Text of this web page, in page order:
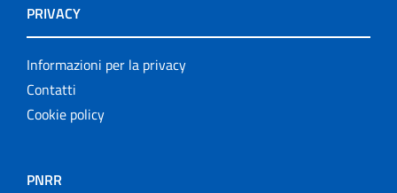
PRIVACY
Informazioni per la privacy
Contatti
Cookie policy
PNRR